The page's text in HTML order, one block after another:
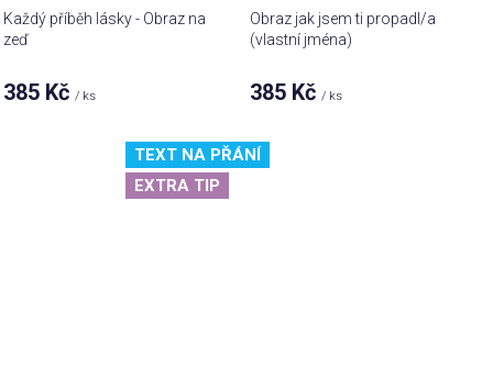
Každý příběh lásky - Obraz na
zeď
385 Kč/ ks
Obraz jak jsem ti propadl/a
(vlastní jména)
385 Kč/ ks
TEXT NA PŘÁNÍ
EXTRA TIP